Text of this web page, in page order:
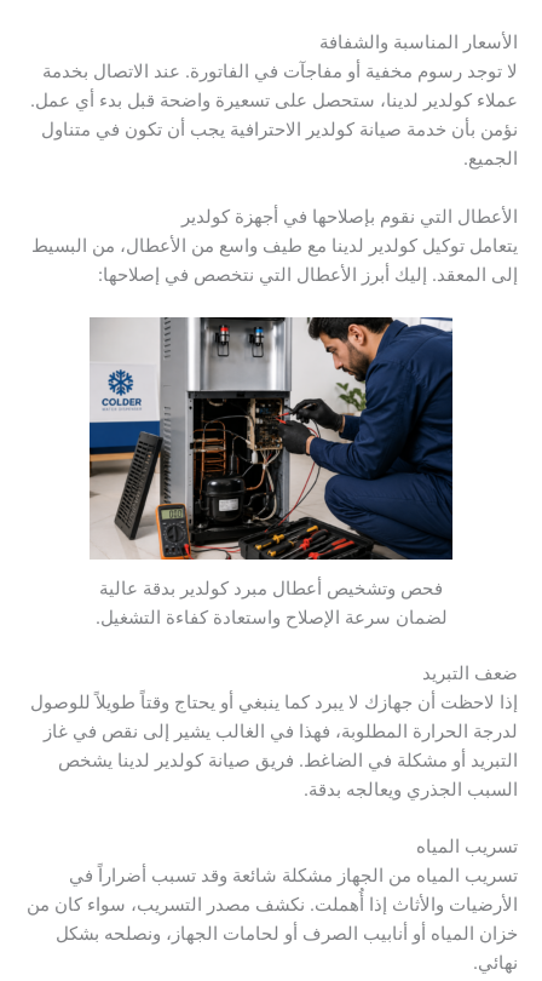
الأسعار المناسبة والشفافة
لا توجد رسوم مخفية أو مفاجآت في الفاتورة. عند الاتصال بخدمة
عملاء كولدير لدينا، ستحصل على تسعيرة واضحة قبل بدء أي عمل.
نؤمن بأن خدمة صيانة كولدير الاحترافية يجب أن تكون في متناول
الجميع.
الأعطال التي نقوم بإصلاحها في أجهزة كولدير
يتعامل توكيل كولدير لدينا مع طيف واسع من الأعطال، من البسيط
إلى المعقد. إليك أبرز الأعطال التي نتخصص في إصلاحها:
فحص وتشخيص أعطال مبرد كولدير بدقة عالية
لضمان سرعة الإصلاح واستعادة كفاءة التشغيل.
ضعف التبريد
إذا لاحظت أن جهازك لا يبرد كما ينبغي أو يحتاج وقتاً طويلاً للوصول
لدرجة الحرارة المطلوبة، فهذا في الغالب يشير إلى نقص في غاز
التبريد أو مشكلة في الضاغط. فريق صيانة كولدير لدينا يشخص
السبب الجذري ويعالجه بدقة.
تسريب المياه
تسريب المياه من الجهاز مشكلة شائعة وقد تسبب أضراراً في
الأرضيات والأثاث إذا أُهملت. نكشف مصدر التسريب، سواء كان من
خزان المياه أو أنابيب الصرف أو لحامات الجهاز، ونصلحه بشكل
نهائي.